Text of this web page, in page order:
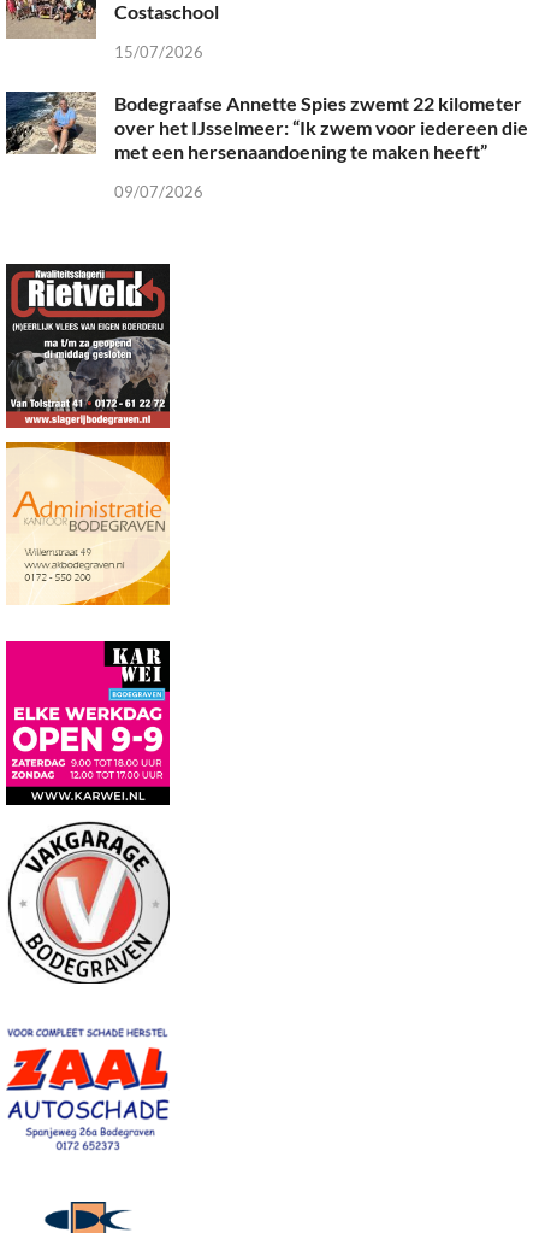
Costaschool
15/07/2026
Bodegraafse Annette Spies zwemt 22 kilometer
over het IJsselmeer: “Ik zwem voor iedereen die
met een hersenaandoening te maken heeft”
09/07/2026